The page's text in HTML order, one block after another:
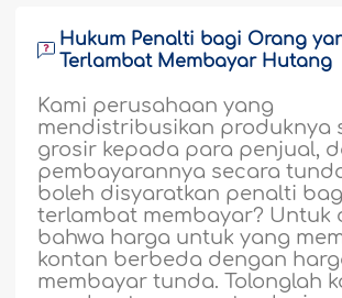
Hukum Penalti bagi Orang
Terlambat Membayar Hutang
Kami perusahaan yang
mendistribusikan produknya
grosir kepada para penjual,
pembayarannya secara
boleh disyaratkan penalti
terlambat membayar? Untuk
bahwa harga untuk yang
kontan berbeda dengan
membayar tunda. Tolonglah